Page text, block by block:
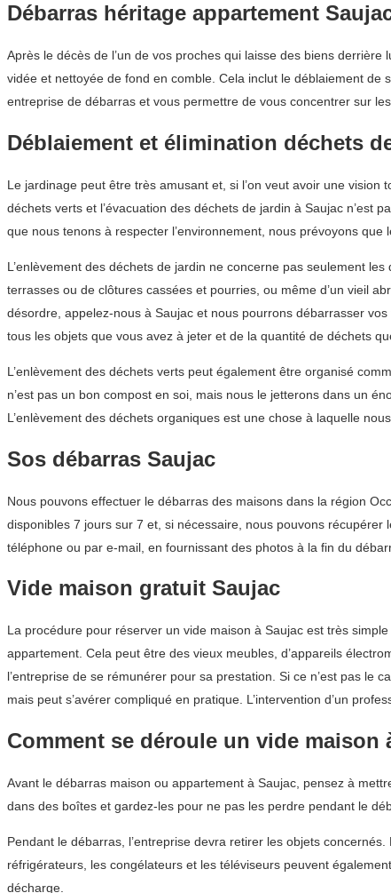
Débarras héritage appartement
Après le décès de l’un de vos proches qui laisse des biens
vidée et nettoyée de fond en comble. Cela inclut le déblaiement de
entreprise de débarras et vous permettre de vous concentrer sur
Déblaiement et élimination déchets
Le jardinage peut être très amusant et, si l’on veut avoir une
déchets verts et l’évacuation des déchets de jardin à Saujac n’est
que nous tenons à respecter l’environnement, nous prévoyons
L’enlèvement des déchets de jardin ne concerne pas seulement
terrasses ou de clôtures cassées et pourries, ou même d’un vieil
désordre, appelez-nous à Saujac et nous pourrons débarrasser
tous les objets que vous avez à jeter et de la quantité de déchets
L’enlèvement des déchets verts peut également être organisé
n’est pas un bon compost en soi, mais nous le jetterons dans un
L’enlèvement des déchets organiques est une chose à laquelle
Sos débarras Saujac
Nous pouvons effectuer le débarras des maisons dans la région
disponibles 7 jours sur 7 et, si nécessaire, nous pouvons
téléphone ou par e-mail, en fournissant des photos à la fin du
Vide maison gratuit Saujac
La procédure pour réserver un vide maison à Saujac est très
appartement. Cela peut être des vieux meubles, d’appareils
l’entreprise de se rémunérer pour sa prestation. Si ce n’est pas le
mais peut s’avérer compliqué en pratique. L’intervention d’un
Comment se déroule un vide maison
Avant le débarras maison ou appartement à Saujac, pensez à
dans des boîtes et gardez-les pour ne pas les perdre pendant le
Pendant le débarras, l’entreprise devra retirer les objets
réfrigérateurs, les congélateurs et les téléviseurs peuvent
décharge.